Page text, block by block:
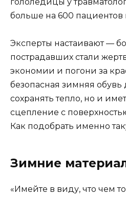
больше на 600 пациентов
Эксперты настаивают —
пострадавших стали
экономии и погони за
безопасная зимняя обувь
сохранять тепло, но и
сцепление с
Как подобрать именно
Зимние
«Имейте в виду, что чем